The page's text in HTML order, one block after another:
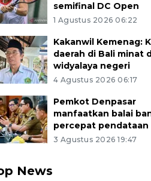
semifinal DC Open
1 Agustus 2026 06:22
Kakanwil Kemenag:
daerah di Bali minat
widyalaya negeri
4 Agustus 2026 06:17
Pemkot Denpasar
manfaatkan balai
percepat pendataan
3 Agustus 2026 19:47
News